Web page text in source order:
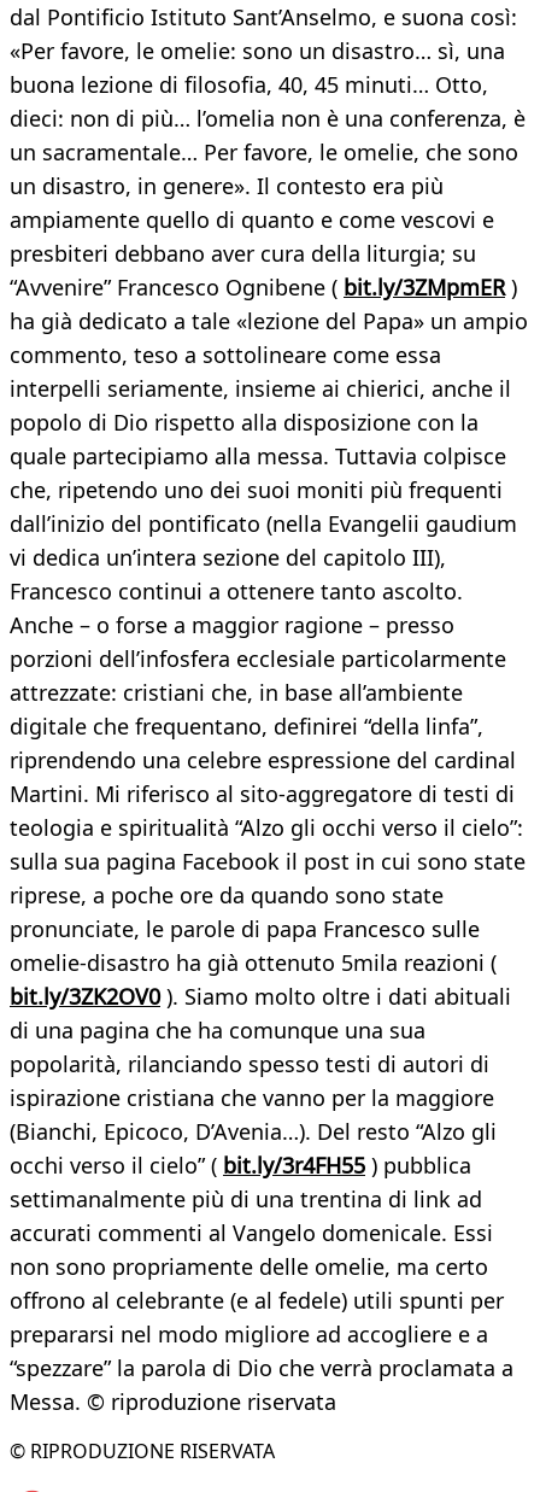
dal Pontificio Istituto Sant’Anselmo, e suona così:
«Per favore, le omelie: sono un disastro… sì, una
buona lezione di filosofia, 40, 45 minuti… Otto,
dieci: non di più… l’omelia non è una conferenza, è
un sacramentale… Per favore, le omelie, che sono
un disastro, in genere». Il contesto era più
ampiamente quello di quanto e come vescovi e
presbiteri debbano aver cura della liturgia; su
“Avvenire” Francesco Ognibene ( bit.ly/3ZMpmER)
ha già dedicato a tale «lezione del Papa» un ampio
commento, teso a sottolineare come essa
interpelli seriamente, insieme ai chierici, anche il
popolo di Dio rispetto alla disposizione con la
quale partecipiamo alla messa. Tuttavia colpisce
che, ripetendo uno dei suoi moniti più frequenti
dall’inizio del pontificato (nella Evangelii gaudium
vi dedica un’intera sezione del capitolo III),
Francesco continui a ottenere tanto ascolto.
Anche – o forse a maggior ragione – presso
porzioni dell’infosfera ecclesiale particolarmente
attrezzate: cristiani che, in base all’ambiente
digitale che frequentano, definirei “della linfa”,
riprendendo una celebre espressione del cardinal
Martini. Mi riferisco al sito-aggregatore di testi di
teologia e spiritualità “Alzo gli occhi verso il cielo”:
sulla sua pagina Facebook il post in cui sono state
riprese, a poche ore da quando sono state
pronunciate, le parole di papa Francesco sulle
omelie-disastro ha già ottenuto 5mila reazioni (
bit.ly/3ZK2OV0). Siamo molto oltre i dati abituali
di una pagina che ha comunque una sua
popolarità, rilanciando spesso testi di autori di
ispirazione cristiana che vanno per la maggiore
(Bianchi, Epicoco, D’Avenia…). Del resto “Alzo gli
occhi verso il cielo” ( bit.ly/3r4FH55 ) pubblica
settimanalmente più di una trentina di link ad
accurati commenti al Vangelo domenicale. Essi
non sono propriamente delle omelie, ma certo
offrono al celebrante (e al fedele) utili spunti per
prepararsi nel modo migliore ad accogliere e a
“spezzare” la parola di Dio che verrà proclamata a
Messa. © riproduzione riservata
© RIPRODUZIONE RISERVATA